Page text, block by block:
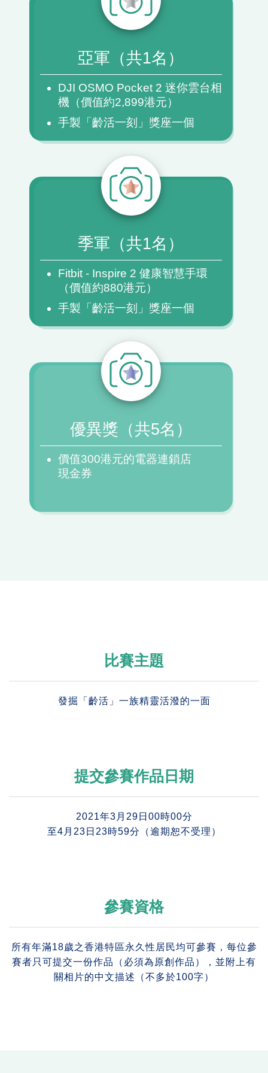
亞軍（共1名）
DJI OSMO Pocket 2 迷你雲台相
機（價值約2,899港元）
手製「齡活一刻」獎座一個
季軍（共1名）
Fitbit - Inspire 2 健康智慧手環
（價值約880港元）
手製「齡活一刻」獎座一個
優異獎（共5名）
價值300港元的電器連鎖店
現金券
比賽主題
發掘「齡活」一族精靈活潑的一面
提交參賽作品日期
2021年3月29日00時00分
至4月23日23時59分（逾期恕不受理）
參賽資格
所有年滿18歲之香港特區永久性居民均可參賽，每位參
賽者只可提交一份作品（必須為原創作品），並附上有
關相片的中文描述（不多於100字）